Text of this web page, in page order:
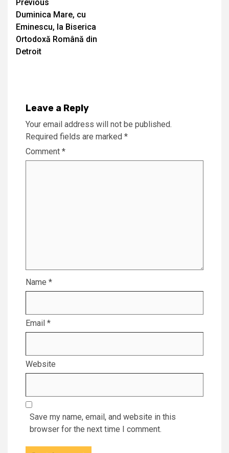
Continue
Reading
Previous
Duminica Mare, cu
Eminescu, la Biserica
Ortodoxă Română din
Detroit
Leave a Reply
Your email address will not be published.
Required fields are marked *
Comment *
Name *
Email *
Website
Save my name, email, and website in this
browser for the next time I comment.